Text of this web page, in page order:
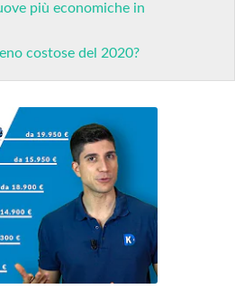
più economiche in
costose del 2020?